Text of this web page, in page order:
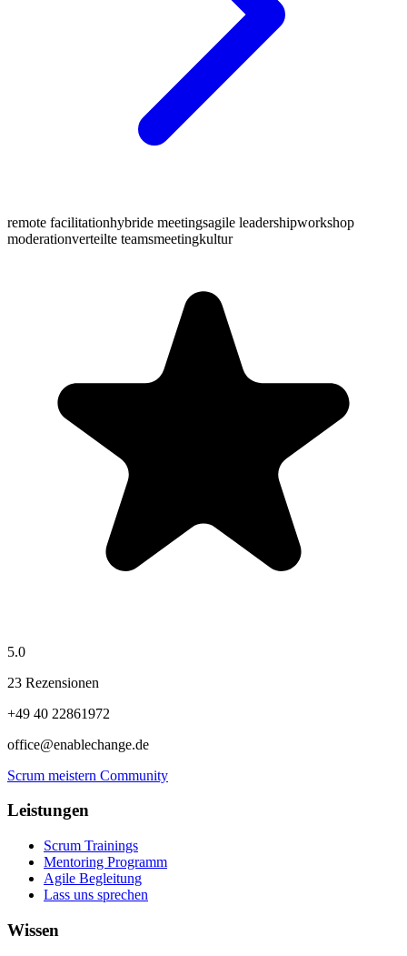
remote facilitationhybride meetingsagile leadershipworkshop
moderationverteilte teamsmeetingkultur
5.0
23 Rezensionen
+49 40 22861972
office@enablechange.de
Scrum meistern Community
Leistungen
Scrum Trainings
Mentoring Programm
Agile Begleitung
Lass uns sprechen
Wissen